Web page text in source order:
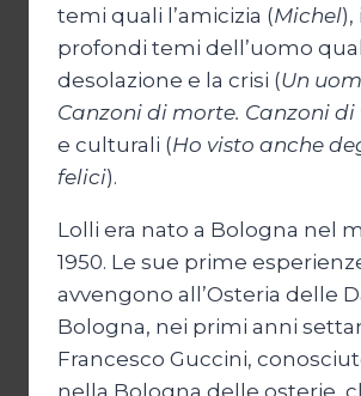
temi quali l’amicizia (Michel),
profondi temi dell’uomo
desolazione e la crisi (Un
Canzoni di morte. Canzoni di
e culturali (Ho visto anche
felici).
Lolli era nato a Bologna nel
1950. Le sue prime
avvengono all’Osteria delle
Bologna, nei primi anni
Francesco Guccini,
nella Bologna delle osterie,